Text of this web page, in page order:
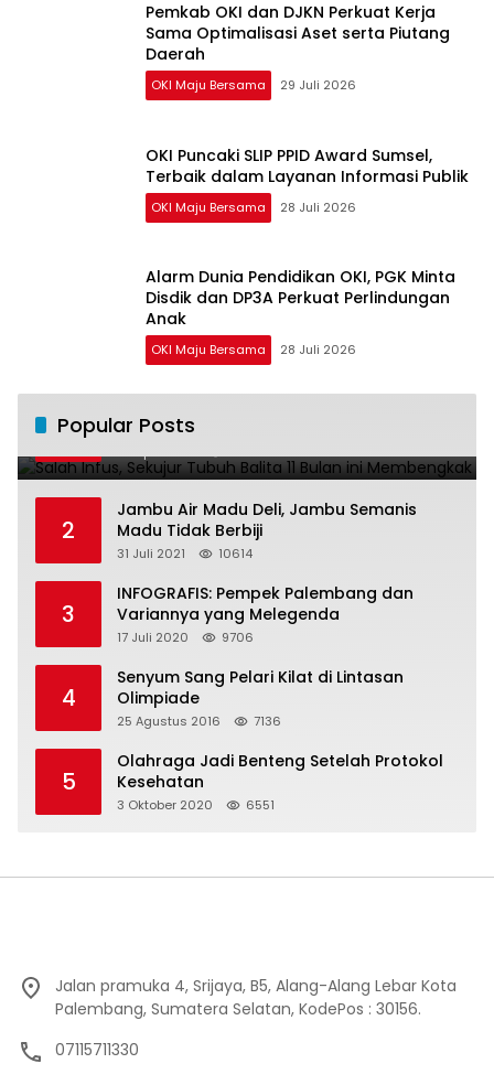
Pemkab OKI dan DJKN Perkuat Kerja
Sama Optimalisasi Aset serta Piutang
Daerah
OKI Maju Bersama 29 Juli 2026
OKI Puncaki SLIP PPID Award Sumsel,
Terbaik dalam Layanan Informasi Publik
OKI Maju Bersama 28 Juli 2026
Alarm Dunia Pendidikan OKI, PGK Minta
Disdik dan DP3A Perkuat Perlindungan
Anak
OKI Maju Bersama 28 Juli 2026
Popular Posts
1
ini Membengkak
2
Jambu Air Madu Deli, Jambu Semanis
Madu Tidak Berbiji
31 Juli 2021 10614
3
INFOGRAFIS: Pempek Palembang dan
Variannya yang Melegenda
17 Juli 2020 9706
4
Senyum Sang Pelari Kilat di Lintasan
Olimpiade
25 Agustus 2016 7136
5
Olahraga Jadi Benteng Setelah Protokol
Kesehatan
3 Oktober 2020 6551
Jalan pramuka 4, Srijaya, B5, Alang-Alang Lebar Kota
Palembang, Sumatera Selatan, KodePos : 30156.
07115711330